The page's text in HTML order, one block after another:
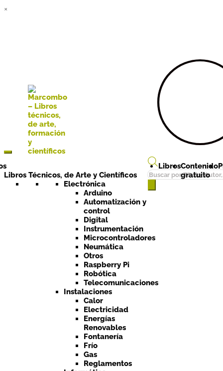
×
Búsqueda
de
Libros Técnicos, de Arte y Científicos
Electrónica
Arduino
Automatización y
control
Digital
Instrumentación
Microcontroladores
Neumática
Otros
Raspberry Pi
Robótica
Telecomunicaciones
Instalaciones
Calor
Electricidad
Energías
Renovables
Fontanería
Frío
Gas
Reglamentos
LibrosContenido
gratuito